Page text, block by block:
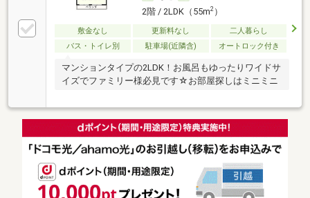
2階 / 2LDK（55m2）
敷金なし 更新料なし
二人暮らし
バス・トイレ別
駐車場(近隣含) オートロック付き
マンションタイプの2LDK！お風呂もゆったりワイドサ
イズでファミリー様必見です☆お部屋探しはミニミニ